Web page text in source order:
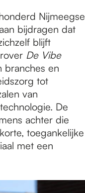
Nijmeegse
bijdragen dat
blijft
De Vibe
branches en
tot
van
De
achter die
toegankelijke
met een